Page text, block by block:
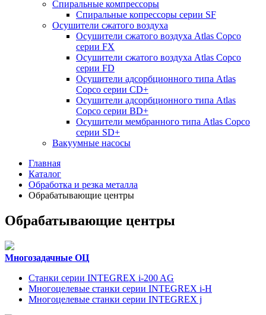
Спиральные компрессоры
Спиральные копрессоры серии SF
Осушители сжатого воздуха
Осушители сжатого воздуха Atlas Copco
серии FX
Осушители сжатого воздуха Atlas Copco
серии FD
Осушители адсорбционного типа Atlas
Copco серии СD+
Осушители адсорбционного типа Atlas
Copco серии BD+
Осушители мембранного типа Atlas Copco
серии SD+
Вакуумные насосы
Главная
Каталог
Обработка и резка металла
Обрабатывающие центры
Обрабатывающие центры
Многозадачные ОЦ
Cтанки серии INTEGREX i-200 AG
Многоцелевые станки серии INTEGREX i-H
Многоцелевые станки серии INTEGREX j